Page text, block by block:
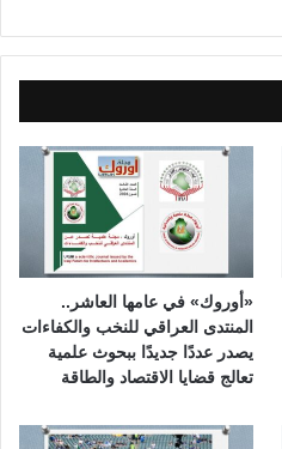
«أوروك» في عامها العاشر..
المنتدى العراقي للنخب والكفاءات
يصدر عددًا جديدًا ببحوث علمية
تعالج قضايا الاقتصاد والطاقة